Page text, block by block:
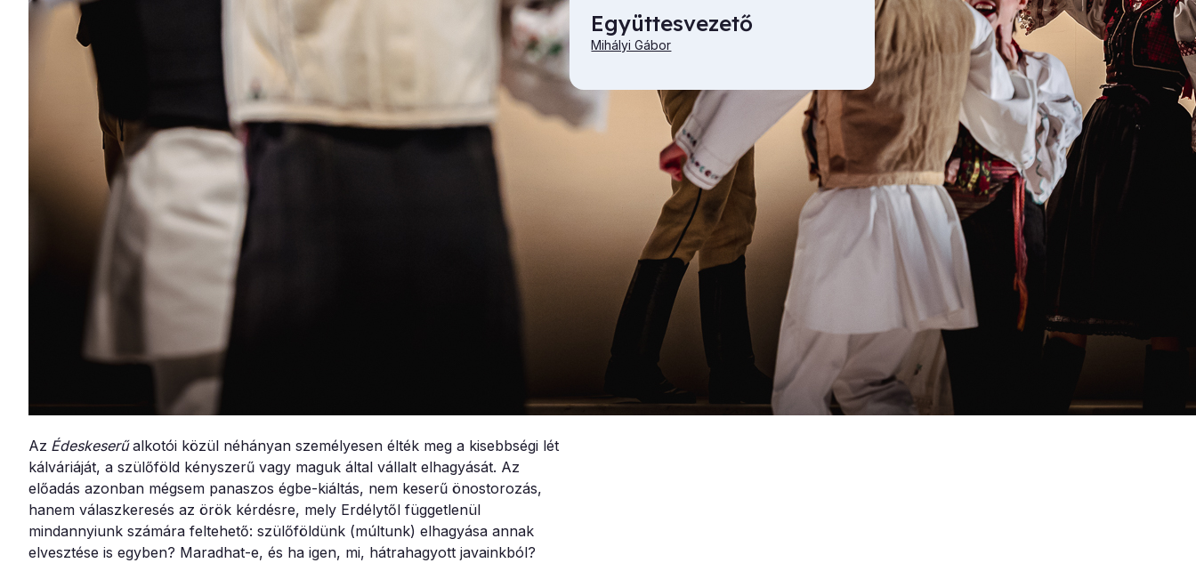
Az Édeskeserűalkotói közül néhányan személyesen élték meg a kisebbségi lét
kálváriáját, a szülőföld kényszerű vagy maguk által vállalt elhagyását. Az
előadás azonban mégsem panaszos égbe-kiáltás, nem keserű önostorozás,
hanem válaszkeresés az örök kérdésre, mely Erdélytől függetlenül
mindannyiunk számára feltehető: szülőföldünk (múltunk) elhagyása annak
elvesztése is egyben? Maradhat-e, és ha igen, mi, hátrahagyott javainkból?
Együttesvezető
Mihályi Gábor